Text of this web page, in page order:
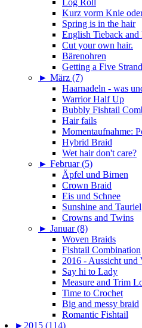
Log Roll
Kurz vorm Knie
Spring is in the hair
English Tieback
Cut your own hair.
Bärenohren
Getting a Five
► März (7)
Haarnadeln - was
Warrior Half Up
Bubbly Fishtail
Hair fails
Momentaufnahme:
Hybrid Braid
Wet hair don't care?
► Februar (5)
Äpfel und Birnen
Crown Braid
Eis und Schnee
Sunshine and Tauriel
Crowns and Twins
► Januar (8)
Woven Braids
Fishtail Combination
2016 - Aussicht und
Say hi to Lady
Measure and Trim
Time to Crochet
Big and messy braid
Romantic Fishtail
► 2015 (114)